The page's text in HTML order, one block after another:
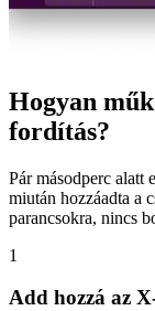
Hogyan
fordítás?
Pár másodperc
miután hozzáadta a
parancsokra, nincs
1
Add hozzá az